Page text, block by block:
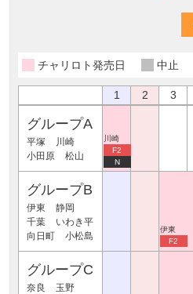
チャリロト発売日 中止
1 2 3
グループA
平塚
川崎
小田原
松山
川崎
F2
N
グループB
伊東
静岡
千葉
いわき平
向日町
小松島
伊東
F2
グループC
奈良
玉野